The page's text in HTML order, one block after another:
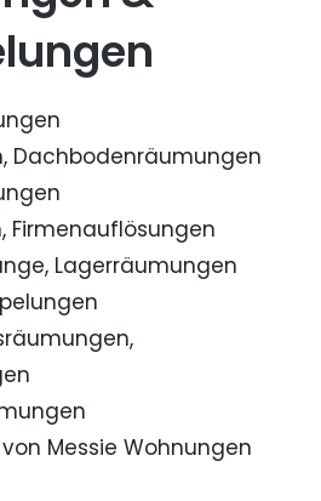
Dachbodenräumungen
Firmenauflösungen
Lagerräumungen
Messie Wohnungen